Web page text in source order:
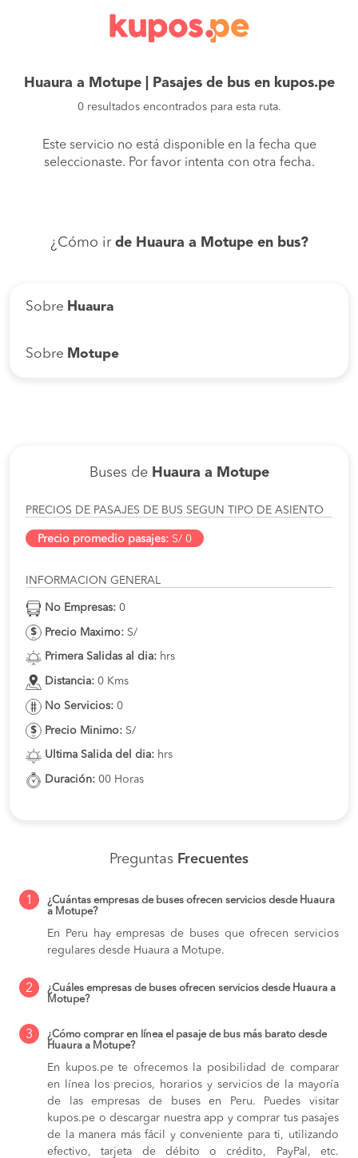
Huaura a Motupe | Pasajes de bus en kupos.pe
0 resultados encontrados para esta ruta.
Este servicio no está disponible en la fecha que
seleccionaste. Por favor intenta con otra fecha.
¿Cómo ir de Huaura a Motupe en bus?
Sobre Huaura
Sobre Motupe
Buses de Huaura a Motupe
PRECIOS DE PASAJES DE BUS SEGUN TIPO DE ASIENTO
Precio promedio pasajes: S/ 0
INFORMACION GENERAL
No Empresas: 0
Precio Maximo: S/
Primera Salidas al dia: hrs
Distancia: 0 Kms
No Servicios: 0
Precio Minimo: S/
Ultima Salida del dia: hrs
Duración: 00 Horas
Preguntas Frecuentes
1
¿Cuántas empresas de buses ofrecen servicios desde Huaura
a Motupe?
En Peru hay empresas de buses que ofrecen servicios
regulares desde Huaura a Motupe.
2
¿Cuáles empresas de buses ofrecen servicios desde Huaura a
Motupe?
3
¿Cómo comprar en línea el pasaje de bus más barato desde
Huaura a Motupe?
En kupos.pe te ofrecemos la posibilidad de comparar
en línea los precios, horarios y servicios de la mayoría
de las empresas de buses en Peru. Puedes visitar
kupos.pe o descargar nuestra app y comprar tus pasajes
de la manera más fácil y conveniente para ti, utilizando
efectivo, tarjeta de débito o crédito, PayPal, etc.